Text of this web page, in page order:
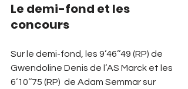
Le demi-fond et les
concours
Sur le demi-fond, les 9’46’’49 (RP) de
Gwendoline Denis de l’AS Marck et les
6’10’’75 (RP)  de Adam Semmar sur